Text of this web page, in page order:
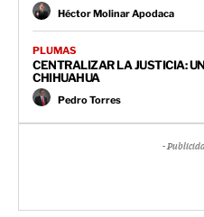
Héctor Molinar Apodaca
PLUMAS
CENTRALIZAR LA JUSTICIA:
CHIHUAHUA
Pedro Torres
-